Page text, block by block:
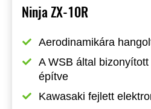
Ninja ZX-10R
Aerodinamikára
A WSB által
építve
Kawasaki fejlett